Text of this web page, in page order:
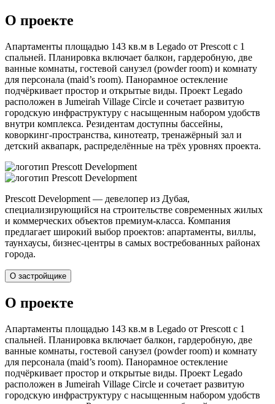
О проекте
Апартаменты площадью 143 кв.м в Legado от Prescott с 1
спальней. Планировка включает балкон, гардеробную, две
ванные комнаты, гостевой санузел (powder room) и комнату
для персонала (maid’s room). Панорамное остекление
подчёркивает простор и открытые виды. Проект Legado
расположен в Jumeirah Village Circle и сочетает развитую
городскую инфраструктуру с насыщенным набором удобств
внутри комплекса. Резидентам доступны бассейны,
коворкинг-пространства, кинотеатр, тренажёрный зал и
детский аквапарк, распределённые на трёх уровнях проекта.
Prescott Development — девелопер из Дубая,
специализирующийся на строительстве современных жилых
и коммерческих объектов премиум-класса. Компания
предлагает широкий выбор проектов: апартаменты, виллы,
таунхаусы, бизнес-центры в самых востребованных районах
города.
О застройщике
О проекте
Апартаменты площадью 143 кв.м в Legado от Prescott с 1
спальней. Планировка включает балкон, гардеробную, две
ванные комнаты, гостевой санузел (powder room) и комнату
для персонала (maid’s room). Панорамное остекление
подчёркивает простор и открытые виды. Проект Legado
расположен в Jumeirah Village Circle и сочетает развитую
городскую инфраструктуру с насыщенным набором удобств